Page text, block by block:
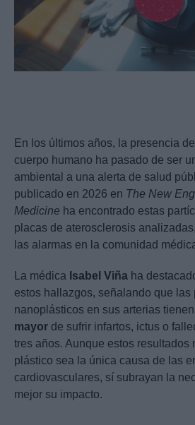
En los últimos años, la presencia de
cuerpo humano ha pasado de ser
ambiental a una alerta de salud
publicado en 2026 en The New
Medicine ha encontrado estas
placas de aterosclerosis
las alarmas en la comunidad
La médica Isabel Viña ha
estos hallazgos, señalando que las
nanoplásticos en sus arterias
mayor de sufrir infartos, ictus o
tres años. Aunque estos resultados
plástico sea la única causa de las
cardiovasculares, sí subrayan la
mejor su impacto.